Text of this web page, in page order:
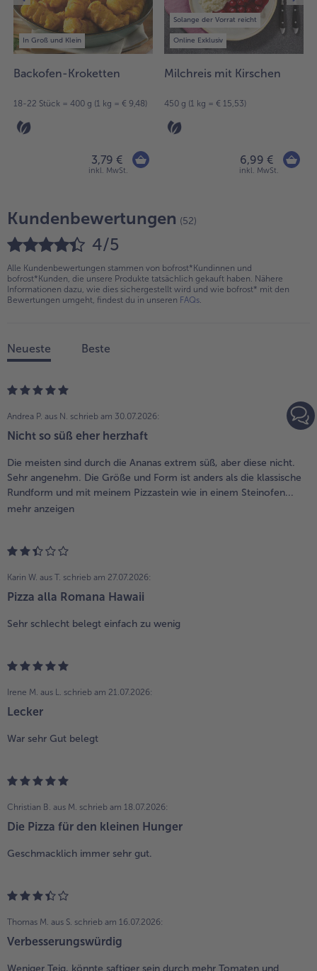
In Groß und Klein
Backofen-Kroketten
18-22 Stück = 400 g (1 kg = € 9,48)
3,79 €
inkl. MwSt.
Solange der Vorrat reicht
Online Exklusiv
Milchreis mit Kirschen
450 g (1 kg = € 15,53)
6,99 €
inkl. MwSt.
Kundenbewertungen (52)
4/5
Alle Kundenbewertungen stammen von bofrost*Kundinnen und
bofrost*Kunden, die unsere Produkte tatsächlich gekauft haben. Nähere
Informationen dazu, wie dies sichergestellt wird und wie bofrost* mit den
Bewertungen umgeht, findest du in unseren FAQs.
Neueste Beste
Andrea P. aus N. schrieb am 30.07.2026:
Nicht so süß eher herzhaft
Die meisten sind durch die Ananas extrem süß, aber diese nicht.
Sehr angenehm. Die Größe und Form ist anders als die klassische
Rundform und mit meinem Pizzastein wie in einem Steinofen...
mehr anzeigen
Karin W. aus T. schrieb am 27.07.2026:
Pizza alla Romana Hawaii
Sehr schlecht belegt einfach zu wenig
Irene M. aus L. schrieb am 21.07.2026:
Lecker
War sehr Gut belegt
Christian B. aus M. schrieb am 18.07.2026:
Die Pizza für den kleinen Hunger
Geschmacklich immer sehr gut.
Thomas M. aus S. schrieb am 16.07.2026:
Verbesserungswürdig
Weniger Teig, könnte saftiger sein durch mehr Tomaten und